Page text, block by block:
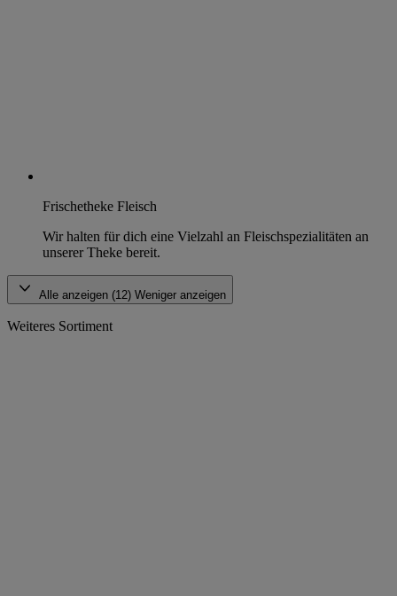
Frischetheke Fleisch
Wir halten für dich eine Vielzahl an Fleischspezialitäten an
unserer Theke bereit.
Alle anzeigen (12) Weniger anzeigen
Weiteres Sortiment